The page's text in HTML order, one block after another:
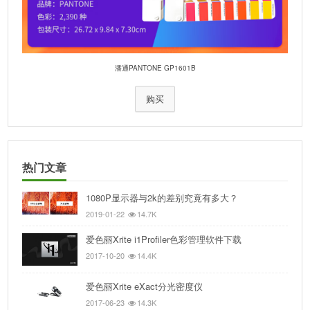
潘通PANTONE GP1601B
购买
热门文章
1080P显示器与2k的差别究竟有多大？
2019-01-22 14.7K
爱色丽Xrite i1Profiler色彩管理软件下载
2017-10-20 14.4K
爱色丽Xrite eXact分光密度仪
2017-06-23 14.3K